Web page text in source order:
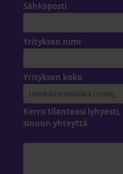
Sähköposti
Yrityksen nimi
Yrityksen koko
Kerro tilanteesi
sinuun yhteyttä